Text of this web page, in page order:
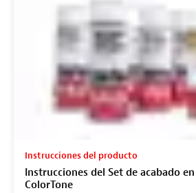
Instrucciones del producto
Instrucciones del Set de acabado
ColorTone